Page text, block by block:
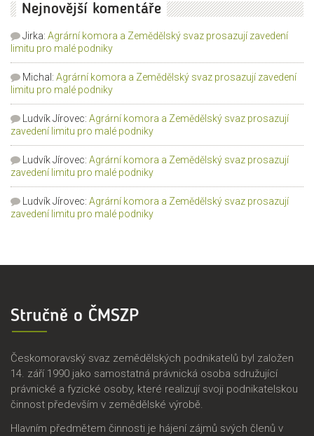
Nejnovější komentáře
Jirka: Agrární komora a Zemědělský svaz prosazují zavedení
limitu pro malé podniky
Michal : Agrární komora a Zemědělský svaz prosazují zavedení
limitu pro malé podniky
Ludvík Jírovec: Agrární komora a Zemědělský svaz prosazují
zavedení limitu pro malé podniky
Ludvík Jírovec: Agrární komora a Zemědělský svaz prosazují
zavedení limitu pro malé podniky
Ludvík Jírovec: Agrární komora a Zemědělský svaz prosazují
zavedení limitu pro malé podniky
Stručně o ČMSZP
Českomoravský svaz zemědělských podnikatelů byl založen
14. září 1990 jako samostatná právnická osoba sdružující
právnické a fyzické osoby, které realizují svoji podnikatelskou
činnost především v zemědělské výrobě.
Hlavním předmětem činnosti je hájení zájmů svých členů v